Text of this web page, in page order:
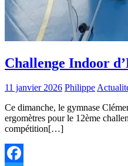
Challenge Indoor
11 janvier 2026 Philippe
Ce dimanche, le gymnase
ergomètres pour le 12ème
compétition[…]